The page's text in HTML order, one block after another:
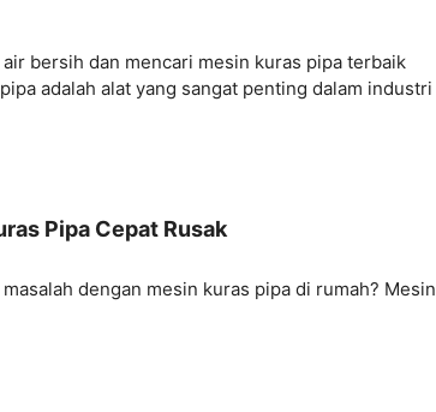
bersih dan mencari mesin kuras pipa terbaik
adalah alat yang sangat penting dalam industri
Pipa Cepat Rusak
dengan mesin kuras pipa di rumah? Mesin